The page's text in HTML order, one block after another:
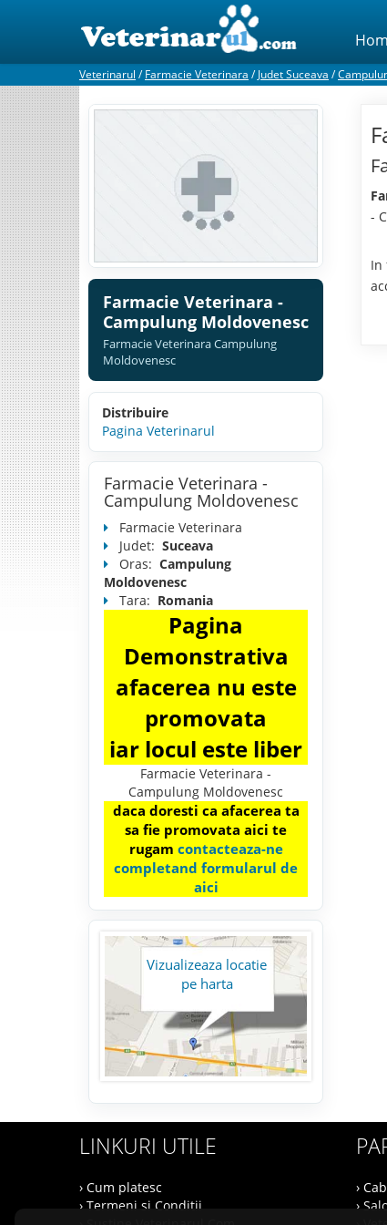
Veterinarul /Farmacie Veterinara /Judet Suceava /
Farmacie Veterinara -
Campulung Moldovenesc
Farmacie Veterinara Campulung
Moldovenesc
Distribuire
Pagina Veterinarul
Farmacie Veterinara -
Campulung Moldovenesc
Farmacie Veterinara
Judet: Suceava
Oras: Campulung
Moldovenesc
Tara: Romania
Pagina
Demonstrativa
afacerea nu este
promovata
iar locul este liber
Farmacie Veterinara -
Campulung Moldovenesc
daca doresti ca afacerea ta
sa fie promovata aici te
rugam contacteaza-ne
completand formularul de
aici
Vizualizeaza locatie
pe harta
-
In
LINKURI UTILE
› Cum platesc
› Termeni si Conditii
›
›